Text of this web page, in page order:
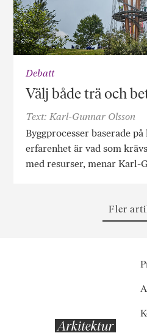
Debatt
Välj både trä och
Text: Karl-Gunnar Olsson
Byggprocesser baserade
erfarenhet är vad som
med resurser, menar Karl-
Fler